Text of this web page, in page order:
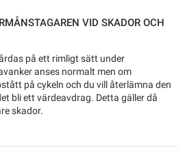
VID SKADOR OCH
på ett rimligt sätt under
anses normalt men om
på cykeln och du vill återlämna den
bli ett värdeavdrag. Detta gäller då
skador.